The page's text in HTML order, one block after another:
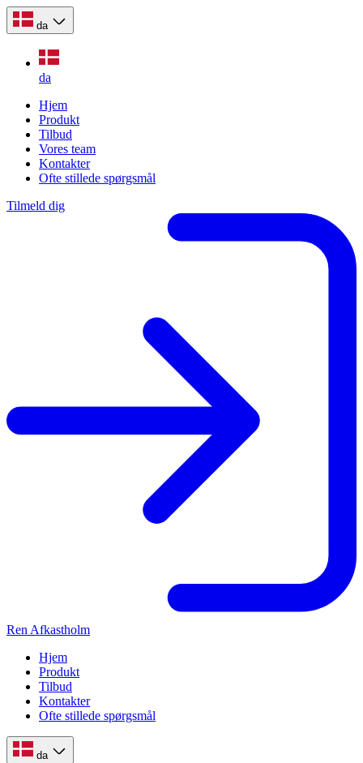
da
da
Hjem
Produkt
Tilbud
Vores team
Kontakter
Ofte stillede spørgsmål
Tilmeld dig
Ren Afkastholm
Hjem
Produkt
Tilbud
Kontakter
Ofte stillede spørgsmål
da